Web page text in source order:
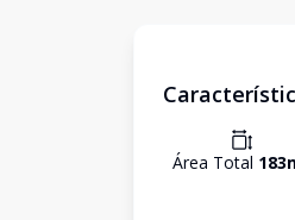
Área Total 183